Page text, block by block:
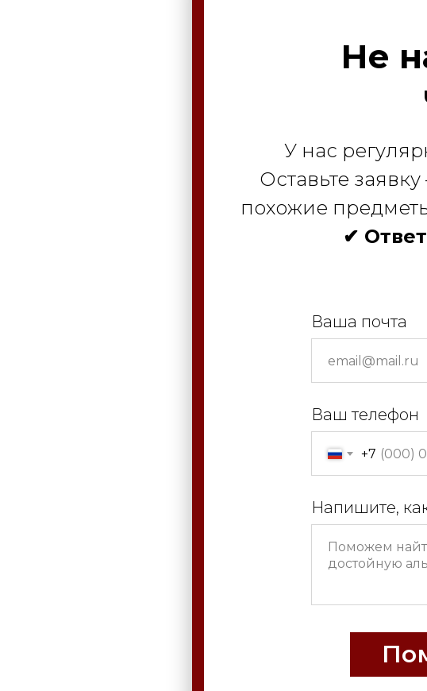
Не
У нас
Оставьте
похожие
✔
Ваша почта
Ваш телефон
+7
Напишите,